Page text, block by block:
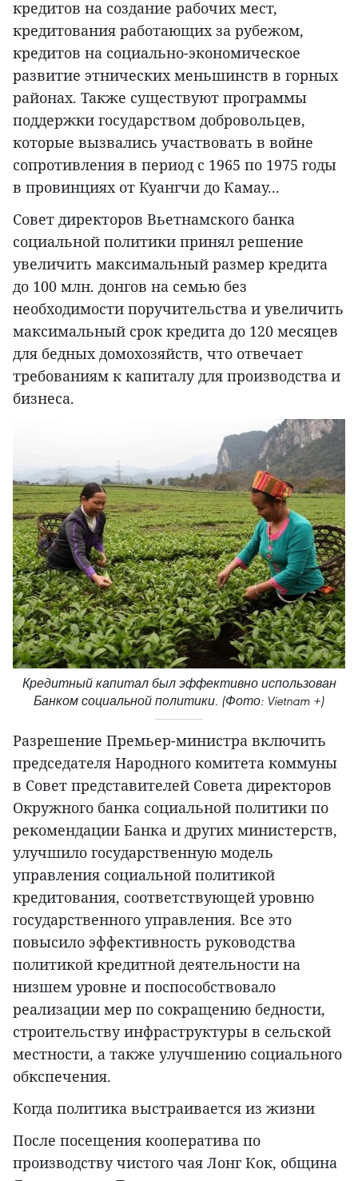
кредитов на создание рабочих мест,
кредитования работающих за рубежом,
кредитов на социально-экономическое
развитие этнических меньшинств в горных
районах. Также существуют программы
поддержки государством добровольцев,
которые вызвались участвовать в войне
сопротивления в период с 1965 по 1975 годы
в провинциях от Куангчи до Камау...
Совет директоров Вьетнамского банка
социальной политики принял решение
увеличить максимальный размер кредита
до 100 млн. донгов на семью без
необходимости поручительства и увеличить
максимальный срок кредита до 120 месяцев
для бедных домохозяйств, что отвечает
требованиям к капиталу для производства и
бизнеса.
Кредитный капитал был эффективно использован
Банком социальной политики. (Фото: Vietnam +)
Разрешение Премьер-министра включить
председателя Народного комитета коммуны
в Совет представителей Совета директоров
Окружного банка социальной политики по
рекомендации Банка и других министерств,
улучшило государственную модель
управления социальной политикой
кредитования, соответствующей уровню
государственного управления. Все это
повысило эффективность руководства
политикой кредитной деятельности на
низшем уровне и поспособствовало
реализации мер по сокращению бедности,
строительству инфраструктуры в сельской
местности, а также улучшению социального
обкспечения.
Когда политика выстраивается из жизни
После посещения кооператива по
производству чистого чая Лонг Кок, община